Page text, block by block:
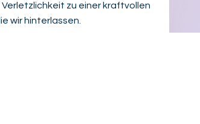
zu einer kraftvollen
wir hinterlassen.